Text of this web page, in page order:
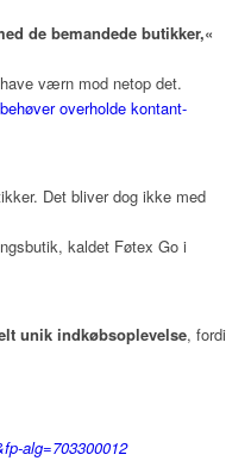
de bemandede butikker,«
værn mod netop det.
overholde kontant-
Det bliver dog ikke med
kaldet Føtex Go i
unik indkøbsoplevelse, fordi
alg=703300012